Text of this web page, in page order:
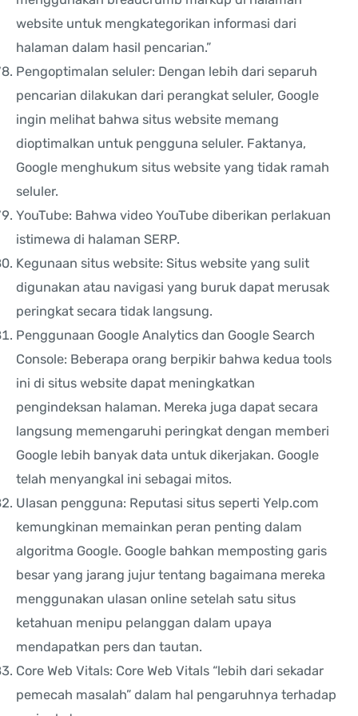
website untuk mengkategorikan informasi dari
halaman dalam hasil pencarian.”
Pengoptimalan seluler: Dengan lebih dari separuh
pencarian dilakukan dari perangkat seluler, Google
ingin melihat bahwa situs website memang
dioptimalkan untuk pengguna seluler. Faktanya,
Google menghukum situs website yang tidak ramah
seluler.
YouTube: Bahwa video YouTube diberikan perlakuan
istimewa di halaman SERP.
Kegunaan situs website: Situs website yang sulit
digunakan atau navigasi yang buruk dapat merusak
peringkat secara tidak langsung.
Penggunaan Google Analytics dan Google Search
Console: Beberapa orang berpikir bahwa kedua tools
ini di situs website dapat meningkatkan
pengindeksan halaman. Mereka juga dapat secara
langsung memengaruhi peringkat dengan memberi
Google lebih banyak data untuk dikerjakan. Google
telah menyangkal ini sebagai mitos.
Ulasan pengguna: Reputasi situs seperti Yelp.com
kemungkinan memainkan peran penting dalam
algoritma Google. Google bahkan memposting garis
besar yang jarang jujur tentang bagaimana mereka
menggunakan ulasan online setelah satu situs
ketahuan menipu pelanggan dalam upaya
mendapatkan pers dan tautan.
Core Web Vitals: Core Web Vitals “lebih dari sekadar
pemecah masalah” dalam hal pengaruhnya terhadap